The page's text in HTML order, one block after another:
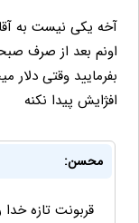
آخه یکی نیست به
اونم بعد از صرف
بفرمایید وقتی دلار
افژایش پیدا نکنه
محسن:
قربونت تازه